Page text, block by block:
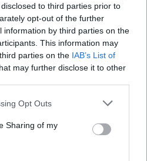
to third parties prior to
opt-out of the further
information by third parties on the
This information may
parties on the IAB’s List of
may further disclose it to other
app uses one or more Google
behaviour. You may click to
and its third-party tags to
purposes in below Google
Opt Outs
Sharing of my
men du får ikke trent i
som du får gjort med to
del av oppkjøringa,
om og i så fall hvordan det
i Ruka